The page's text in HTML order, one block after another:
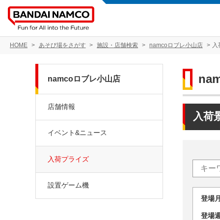
HOME あそび場をさがす 施設・店舗検索 namcoロブレ小山店 入
入荷
登
登
namcoロブレ小山店
店舗情報
イベント&ニュース
入荷プライズ
設置ゲーム機